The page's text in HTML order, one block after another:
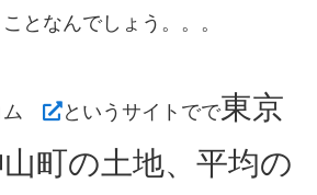
となんでしょう。。。
ム というサイトでで東京
町の土地、平均の